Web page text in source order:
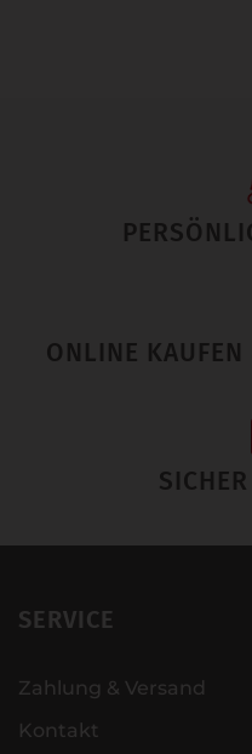
ONLINE
SERVICE
Zahlung & Versand
Kontakt